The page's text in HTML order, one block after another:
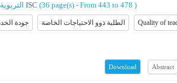
ISC (‎36 page(s) - From 443 to 478 )
جودة الطلبة ذوو الاحتیاجات الخاصة Quality of
Download Abstract